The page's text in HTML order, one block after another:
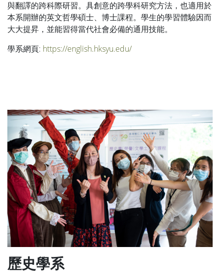
與翻譯的跨科際研習。具創意的跨學科研究方法，也適用於
本系開辦的英文哲學碩士、博士課程。學生的學習體驗因而
大大提昇，並能習得當代社會必備的通用技能。
學系網頁: https://english.hksyu.edu/
歷史學系